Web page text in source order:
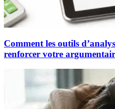
Comment les outils
renforcer votre